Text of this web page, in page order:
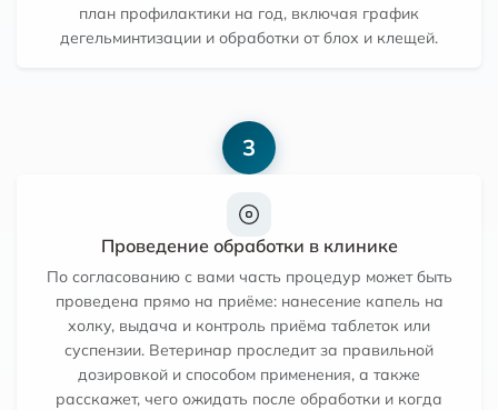
план профилактики на год, включая график
дегельминтизации и обработки от блох и клещей.
3
Проведение обработки в клинике
По согласованию с вами часть процедур может быть
проведена прямо на приёме: нанесение капель на
холку, выдача и контроль приёма таблеток или
суспензии. Ветеринар проследит за правильной
дозировкой и способом применения, а также
расскажет, чего ожидать после обработки и когда